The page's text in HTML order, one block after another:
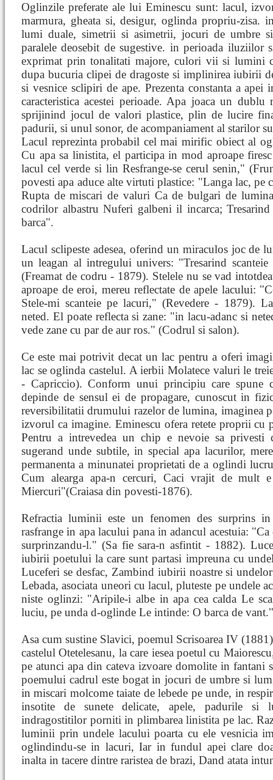
Oglinzile preferate ale lui Eminescu sunt: lacul,
marmura, gheata si, desigur, oglinda propriu-zisa.
lumi duale, simetrii si asimetrii, jocuri de umbre
paralele deosebit de sugestive. in perioada iluziilor
exprimat prin tonalitati majore, culori vii si lumini
dupa bucuria clipei de dragoste si implinirea iubirii
si vesnice sclipiri de ape. Prezenta constanta a apei
caracteristica acestei perioade. Apa joaca un
sprijinind jocul de valori plastice, plin de lucire
padurii, si unul sonor, de acompaniament al starilor
Lacul reprezinta probabil cel mai mirific obiect al
Cu apa sa linistita, el participa in mod aproape
lacul cel verde si lin Resfrange-se cerul senin,"
povesti apa aduce alte virtuti plastice: "Langa lac,
Rupta de miscari de valuri Ca de bulgari de
codrilor albastru Nuferi galbeni il incarca;
barca".
Lacul sclipeste adesea, oferind un miraculos joc de
un leagan al intregului univers: "Tresarind
(Freamat de codru - 1879). Stelele nu se vad
aproape de eroi, mereu reflectate de apele lacului:
Stele-mi scanteie pe lacuri," (Revedere - 1879).
neted. El poate reflecta si zane: "in lacu-adanc si
vede zane cu par de aur ros." (Codrul si salon).
Ce este mai potrivit decat un lac pentru a oferi
lac se oglinda castelul. A ierbii Molatece valuri le
- Capriccio). Conform unui principiu care spune
depinde de sensul ei de propagare, cunoscut in
reversibilitatii drumului razelor de lumina, imaginea
izvorul ca imagine. Eminescu ofera retete proprii cu
Pentru a intrevedea un chip e nevoie sa privesti
sugerand unde subtile, in special apa lacurilor,
permanenta a minunatei proprietati de a oglindi
Cum alearga apa-n cercuri, Caci vrajit de mult
Miercuri"(Craiasa din povesti-1876).
Refractia luminii este un fenomen des surprins in
rasfrange in apa lacului pana in adancul acestuia:
surprinzandu-l." (Sa fie sara-n asfintit - 1882).
iubirii poetului la care sunt partasi impreuna cu
Luceferi se desfac, Zambind iubirii noastre si
Lebada, asociata uneori cu lacul, pluteste pe undele
niste oglinzi: "Aripile-i albe in apa cea calda Le
luciu, pe unda d-oglinde Le intinde: O barca de
Asa cum sustine Slavici, poemul Scrisoarea IV
castelul Otetelesanu, la care iesea poetul cu
pe atunci apa din cateva izvoare domolite in fantani
poemului cadrul este bogat in jocuri de umbre si
in miscari molcome taiate de lebede pe unde, in
insotite de sunete delicate, apele, padurile si
indragostitilor porniti in plimbarea linistita pe lac.
luminii prin undele lacului poarta cu ele vesnicia
oglindindu-se in lacuri, Iar in fundul apei clare
inalta in tacere dintre raristea de brazi, Dand atata